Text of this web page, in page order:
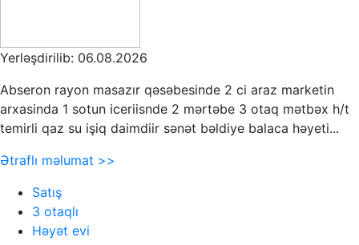
Yerləşdirilib: 06.08.2026
Abseron rayon masazır qəsəbesinde 2 ci araz marketin
arxasinda 1 sotun iceriisnde 2 mərtəbe 3 otaq mətbəx h/t
temirli qaz su işiq daimdiir sənət bəldiye balaca həyeti...
Ətraflı məlumat >>
Satış
3 otaqlı
Həyət evi